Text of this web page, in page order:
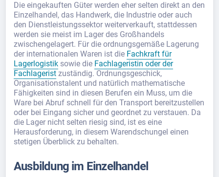
Die eingekauften Güter werden eher selten direkt an den
Einzelhandel, das Handwerk, die Industrie oder auch
den Dienstleistungssektor weiterverkauft, stattdessen
werden sie meist im Lager des Großhandels
zwischengelagert. Für die ordnungsgemäße Lagerung
der internationalen Waren ist die Fachkraft für
Lagerlogistik sowie die Fachlageristin oder der
Fachlagerist zuständig. Ordnungsgeschick,
Organisationstalent und natürlich mathematische
Fähigkeiten sind in diesen Berufen ein Muss, um die
Ware bei Abruf schnell für den Transport bereitzustellen
oder bei Eingang sicher und geordnet zu verstauen. Da
die Lager nicht selten riesig sind, ist es eine
Herausforderung, in diesem Warendschungel einen
stetigen Überblick zu behalten.
Ausbildung im Einzelhandel